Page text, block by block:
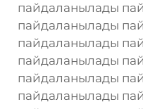
пайдаланылады
пайдаланылады
пайдаланылады
пайдаланылады
пайдаланылады
пайдаланылады